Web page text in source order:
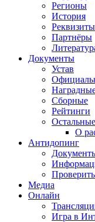
Регионы
История
Реквизиты
Партнёры
Документы
Устав
Сборные
Рейтинги
О
Антидопинг
Медиа
Онлайн
Игра в